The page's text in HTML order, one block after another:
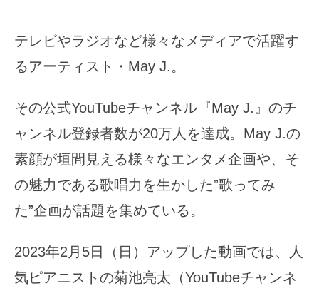
テレビやラジオなど様々なメディアで活躍す
るアーティスト・May J.。
その公式YouTubeチャンネル『May J.』のチ
ャンネル登録者数が20万人を達成。May J.の
素顔が垣間見える様々なエンタメ企画や、そ
の魅力である歌唱力を生かした”歌ってみ
た”企画が話題を集めている。
2023年2月5日（日）アップした動画では、人
気ピアニストの菊池亮太（YouTubeチャンネ